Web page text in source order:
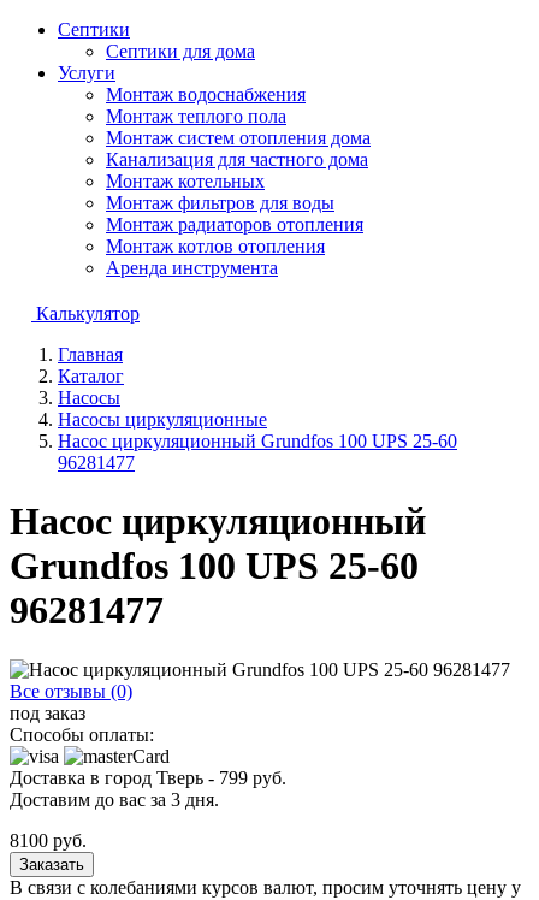
Септики
Септики для дома
Услуги
Монтаж водоснабжения
Монтаж теплого пола
Монтаж систем отопления дома
Канализация для частного дома
Монтаж котельных
Монтаж фильтров для воды
Монтаж радиаторов отопления
Монтаж котлов отопления
Аренда инструмента
Калькулятор
Главная
Каталог
Насосы
Насосы циркуляционные
Насос циркуляционный Grundfos 100 UPS 25-60
96281477
Насос циркуляционный
Grundfos 100 UPS 25-60
96281477
Все отзывы (0)
под заказ
Способы оплаты:
Доставка в город Тверь - 799 руб.
Доставим до вас за 3 дня.
8100 руб.
Заказать
В связи с колебаниями курсов валют, просим уточнять цену у